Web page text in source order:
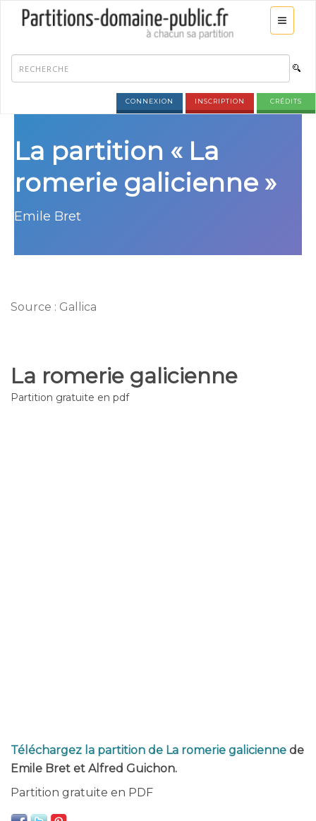
CONNEXION INSCRIPTION CRÉDITS
La partition « La
romerie galicienne »
Emile Bret
Source : Gallica
La romerie galicienne
Partition gratuite en pdf
Téléchargez la partition de La romerie galicienne de
Emile Bret et Alfred Guichon.
Partition gratuite en PDF